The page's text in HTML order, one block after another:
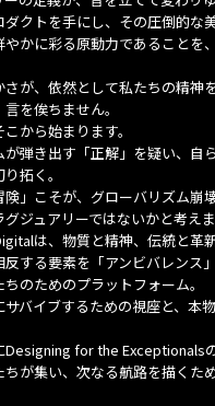
ダクトを手にし、その圧倒的な
やかに彩る原動力であることを
さが、依然として私たちの精神
を俟ちません。
から始まります。
が弾き出す「正解」を疑い、自
拓く。
険」こそが、グローバリズム崩
ジュアリーではないかと考えま
は、物質と精神、伝統と革
反する要素を「アンビバレンス
のためのプラットフォーム。
サバイブするための視座と、本
Designing for the Exceptionalsの
が集い、次なる航路を描くた